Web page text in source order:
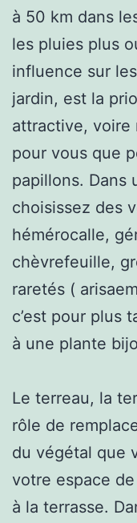
à 50 km dans
les pluies plus
influence sur
jardin, est la
attractive, voire
pour vous que
papillons. Dans
choisissez des
hémérocalle,
chèvrefeuille,
raretés (
c’est pour plus
à une plante
Le terreau, la
rôle de
du végétal que
votre espace
à la terrasse.